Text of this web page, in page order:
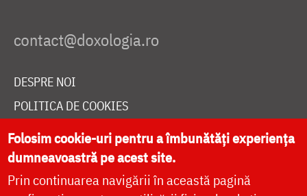
DESPRE NOI
POLITICA DE COOKIES
DONEAZĂ ONLINE PENTRU CATEDRALA NAȚIONALĂ
LIVE
Folosim cookie-uri pentru a îmbunătăți experiența
dumneavoastră pe acest site.
Prin continuarea navigării în această pagină